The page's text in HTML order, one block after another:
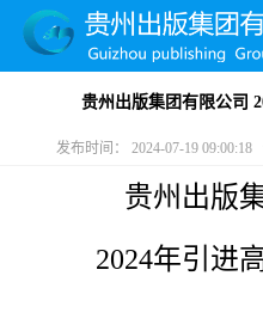
贵州出版集团有限公司
发布时间： 2024-07-19
贵州出版
2024年引进